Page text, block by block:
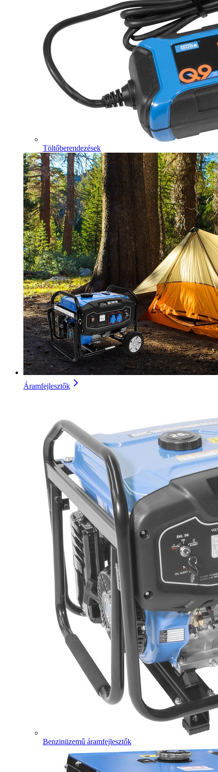
Töltőberendezések
Áramfejlesztők
Benzinüzemű áramfejlesztők